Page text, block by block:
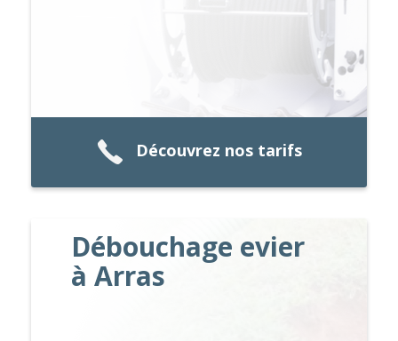
Découvrez nos tarifs
Débouchage evier
à Arras